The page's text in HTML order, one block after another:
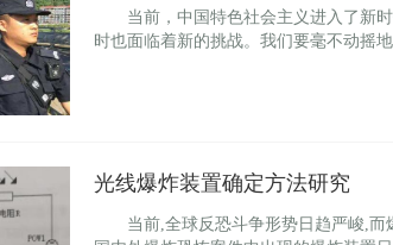
当前，中国特色社会主义进入了新时
时也面临着新的挑战。我们要毫不动摇
光线爆炸装置确定方法研究
当前,全球反恐斗争形势日趋严峻,而